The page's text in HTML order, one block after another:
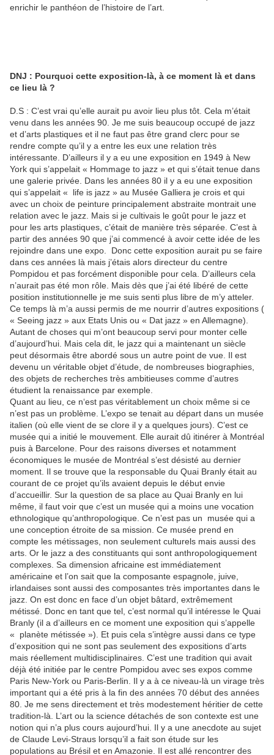
enrichir le panthéon de l’histoire de l’art.
DNJ : Pourquoi cette exposition-là, à ce moment là et dans
ce lieu là ?
D.S : C’est vrai qu’elle aurait pu avoir lieu plus tôt. Cela m’était
venu dans les années 90. Je me suis beaucoup occupé de jazz
et d’arts plastiques et il ne faut pas être grand clerc pour se
rendre compte qu’il y a entre les eux une relation très
intéressante. D’ailleurs il y a eu une exposition en 1949 à New
York qui s’appelait « Hommage to jazz » et qui s’était tenue dans
une galerie privée. Dans les années 80 il y a eu une exposition
qui s’appelait « life is jazz » au Musée Galliera je crois et qui
avec un choix de peinture principalement abstraite montrait une
relation avec le jazz. Mais si je cultivais le goût pour le jazz et
pour les arts plastiques, c’était de manière très séparée. C’est à
partir des années 90 que j’ai commencé à avoir cette idée de les
rejoindre dans une expo. Donc cette exposition aurait pu se faire
dans ces années là mais j’étais alors directeur du centre
Pompidou et pas forcément disponible pour cela. D’ailleurs cela
n’aurait pas été mon rôle. Mais dès que j’ai été libéré de cette
position institutionnelle je me suis senti plus libre de m’y atteler.
Ce temps là m’a aussi permis de me nourrir d’autres expositions (
« Seeing jazz » aux Etats Unis ou « Dat jazz » en Allemagne).
Autant de choses qui m’ont beaucoup servi pour monter celle
d’aujourd’hui. Mais cela dit, le jazz qui a maintenant un siècle
peut désormais être abordé sous un autre point de vue. Il est
devenu un véritable objet d’étude, de nombreuses biographies,
des objets de recherches très ambitieuses comme d’autres
étudient la renaissance par exemple.
Quant au lieu, ce n‘est pas véritablement un choix même si ce
n’est pas un problème. L’expo se tenait au départ dans un musée
italien (où elle vient de se clore il y a quelques jours). C’est ce
musée qui a initié le mouvement. Elle aurait dû itinérer à Montréal
puis à Barcelone. Pour des raisons diverses et notamment
économiques le musée de Montréal s’est désisté au dernier
moment. Il se trouve que la responsable du Quai Branly était au
courant de ce projet qu’ils avaient depuis le début envie
d’accueillir. Sur la question de sa place au Quai Branly en lui
même, il faut voir que c’est un musée qui a moins une vocation
ethnologique qu’anthropologique. Ce n’est pas un musée qui a
une conception étroite de sa mission. Ce musée prend en
compte les métissages, non seulement culturels mais aussi des
arts. Or le jazz a des constituants qui sont anthropologiquement
complexes. Sa dimension africaine est immédiatement
américaine et l’on sait que la composante espagnole, juive,
irlandaises sont aussi des composantes très importantes dans le
jazz. On est donc en face d’un objet bâtard, extrêmement
métissé. Donc en tant que tel, c’est normal qu’il intéresse le Quai
Branly (il a d’ailleurs en ce moment une exposition qui s’appelle
« planète métissée »). Et puis cela s’intègre aussi dans ce type
d’exposition qui ne sont pas seulement des expositions d’arts
mais réellement multidisciplinaires. C’est une tradition qui avait
déjà été initiée par le centre Pompidou avec ses expos comme
Paris New-York ou Paris-Berlin. Il y a à ce niveau-là un virage très
important qui a été pris à la fin des années 70 début des années
80. Je me sens directement et très modestement héritier de cette
tradition-là. L’art ou la science détachés de son contexte est une
notion qui n’a plus cours aujourd’hui. Il y a une anecdote au sujet
de Claude Levi-Straus lorsqu’il a fait son étude sur les
populations au Brésil et en Amazonie. Il est allé rencontrer des